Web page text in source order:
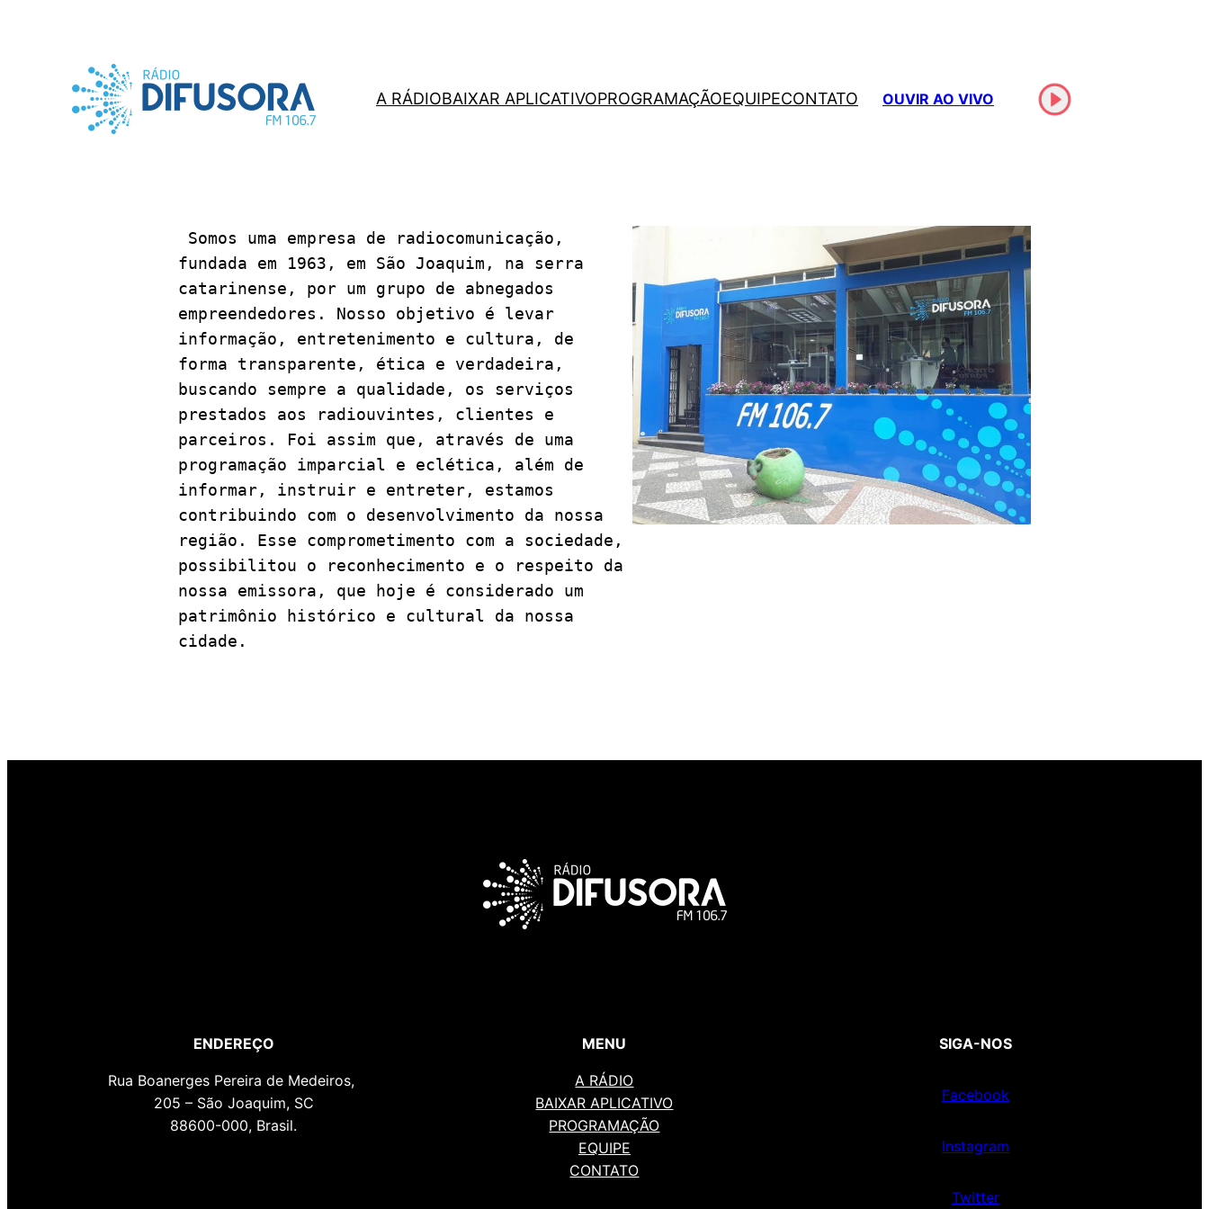
A RÁDIOBAIXAR APLICATIVOPROGRAMAÇÃOEQUIPECONTATO OUVIR AO VIVO
fundada em 1963, em São Joaquim, na serra
catarinense, por um grupo de abnegados
empreendedores. Nosso objetivo é levar
informação, entretenimento e cultura, de
forma transparente, ética e verdadeira,
buscando sempre a qualidade, os serviços
prestados aos radiouvintes, clientes e
parceiros. Foi assim que, através de uma
programação imparcial e eclética, além de
informar, instruir e entreter, estamos
contribuindo com o desenvolvimento da nossa
região. Esse comprometimento com a sociedade,
possibilitou o reconhecimento e o respeito da
nossa emissora, que hoje é considerado um
patrimônio histórico e cultural da nossa
cidade.
ENDEREÇO
Rua Boanerges Pereira de Medeiros,
205 – São Joaquim, SC
88600-000, Brasil.
MENU
A RÁDIO
BAIXAR APLICATIVO
PROGRAMAÇÃO
EQUIPE
CONTATO
SIGA-NOS
Facebook
Instagram
Twitter